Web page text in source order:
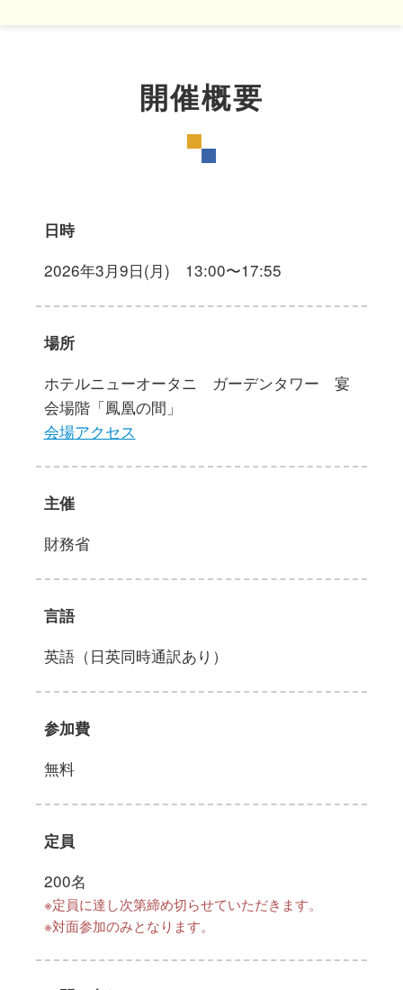
開催概要
日時
2026年3月9日(月) 13:00〜17:55
場所
ホテルニューオータニ ガーデンタワー 宴
会場階「鳳凰の間」
会場アクセス
主催
財務省
言語
英語（日英同時通訳あり）
参加費
無料
定員
200名
※定員に達し次第締め切らせていただきます。
※対面参加のみとなります。